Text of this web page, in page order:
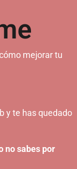
mejorar tu
y te has quedado
no sabes por